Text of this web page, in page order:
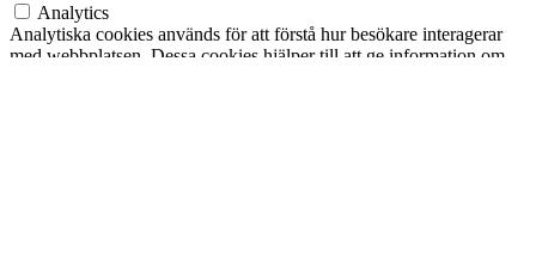
Analytics
Analytiska cookies används för att förstå hur besökare interagerar
med webbplatsen. Dessa cookies hjälper till att ge information om